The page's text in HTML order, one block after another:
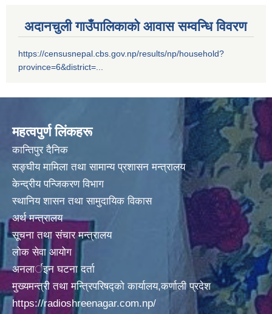
अदानचुली गाउँपालिकाको आवास सम्वन्धि विवरण
https://censusnepal.cbs.gov.np/results/np/household?
province=6&district=...
महत्वपुर्ण लिंकहरू
कान्तिपुर दैनिक
सङ्घीय मामिला तथा सामान्य प्रशासन मन्त्रालय
केन्द्रीय पन्जिकरण विभाग
स्थानिय शासन तथा सामुदायिक विकास
अर्थ मन्त्रालय
सूचना तथा संचार मन्त्रालय
लोक सेवा आयोग
अनलार्इन घटना दर्ता
मुख्यमन्त्री तथा मन्त्रिपरिषद्को कार्यालय,कर्णाली प्रदेश
https://radioshreenagar.com.np/